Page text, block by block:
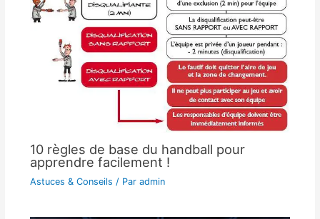
10 règles de base du handball pour
apprendre facilement !
Astuces & Conseils / Par admin